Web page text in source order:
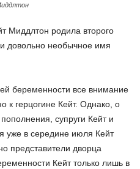
Миддлтон родила второго
довольно необычное имя
беременности все внимание
к герцогине Кейт. Однако, о
супруги Кейт и
уже в середине июля Кейт
представители дворца
Кейт только лишь в